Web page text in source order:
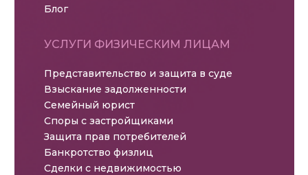
Блог
УСЛУГИ ФИЗИЧЕСКИМ ЛИЦАМ
Представительство и защита в суде
Взыскание задолженности
Семейный юрист
Споры с застройщиками
Защита прав потребителей
Банкротство физлиц
Сделки с недвижимостью